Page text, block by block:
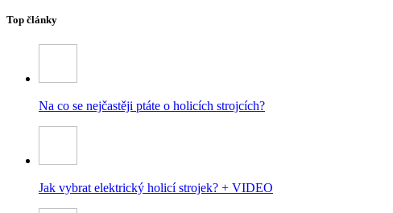
Top články
Na co se nejčastěji ptáte o holicích strojcích?
Jak vybrat elektrický holicí strojek? + VIDEO